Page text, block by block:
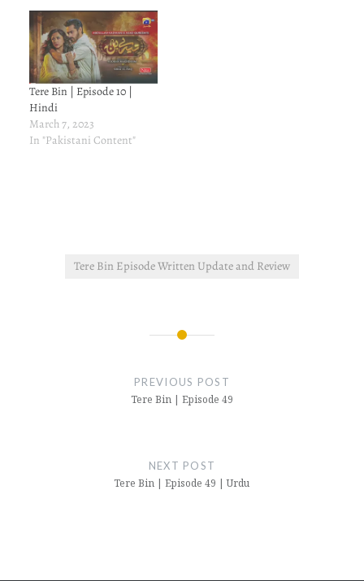
Tere Bin | Episode 10 |
Hindi
March 7, 2023
In "Pakistani Content"
Tere Bin Episode Written Update and Review
PREVIOUS POST
Tere Bin | Episode 49
NEXT POST
Tere Bin | Episode 49 | Urdu